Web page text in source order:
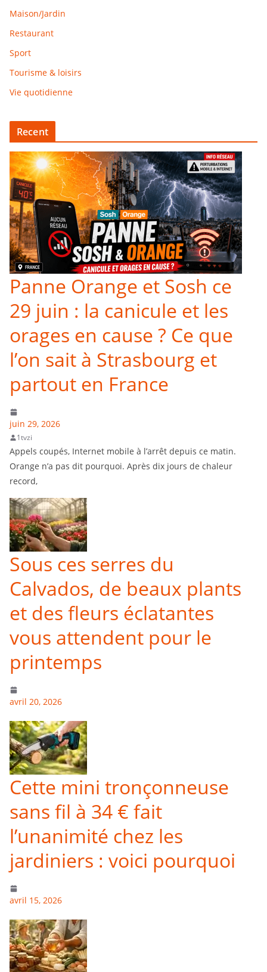
Maison/Jardin
Restaurant
Sport
Tourisme & loisirs
Vie quotidienne
Recent
Panne Orange et Sosh ce
29 juin : la canicule et les
orages en cause ? Ce que
l’on sait à Strasbourg et
partout en France
juin 29, 2026
1tvzi
Appels coupés, Internet mobile à l’arrêt depuis ce matin.
Orange n’a pas dit pourquoi. Après dix jours de chaleur
record,
Sous ces serres du
Calvados, de beaux plants
et des fleurs éclatantes
vous attendent pour le
printemps
avril 20, 2026
Cette mini tronçonneuse
sans fil à 34 € fait
l’unanimité chez les
jardiniers : voici pourquoi
avril 15, 2026